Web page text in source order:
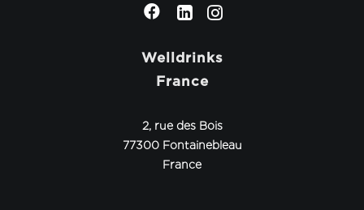
Welldrinks
France
2, rue des Bois
77300 Fontainebleau
France